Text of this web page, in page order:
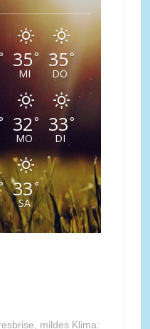
35°
MI
35°
DO
32°
MO
33°
DI
33°
SA
mildes Klima: